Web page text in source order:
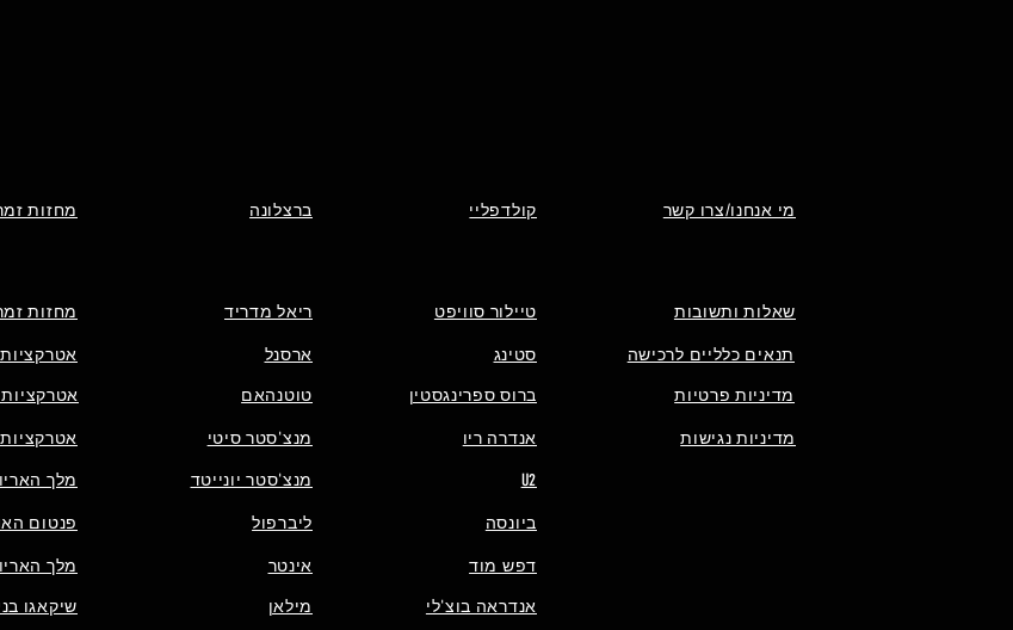
מחזות ברצלונה קולדפליי מי אנחנו/צרו קשר
מחזות
אטרקציות
אטרקציות
אטרקציות
מלך
פנטום
מלך
שיקאגו
ריאל מדריד
ארסנל
טוטנהאם
מנצ'סטר סיטי
מנצ'סטר יונייטד
ליברפול
אינטר
מילאן
טיילור סוויפט
סטינג
ברוס ספרינגסטין
אנדרה ריו
שאלות ותשובות
תנאים כלליים לרכישה
מדיניות פרטיות
מדיניות נגישות
U2
ביונסה
דפש מוד
אנדראה בוצ'לי